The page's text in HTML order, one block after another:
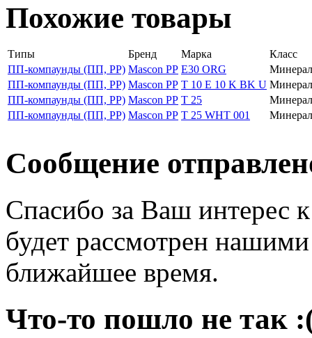
Похожие товары
Типы Бренд Марка
Класс
ПП-компаунды (ПП, PP) Mascon PP E30 ORG
ПП-компаунды (ПП, PP) Mascon PP T 10 E 10 K BK U
ПП-компаунды (ПП, PP) Mascon PP T 25
ПП-компаунды (ПП, PP) Mascon PP T 25 WHT 001
Сообщение
Спасибо за Ваш интерес
будет рассмотрен
ближайшее время.
Что-то пошло не так